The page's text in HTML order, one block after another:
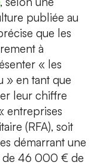
publiée au
que les
à
« les
» en tant que
leur chiffre
entreprises
(RFA), soit
démarrant une
de 46 000 € de